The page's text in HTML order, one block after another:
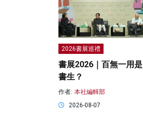
2026書展巡禮
書展2026｜百無一用是
書生？
作者: 本社編輯部
2026-08-07